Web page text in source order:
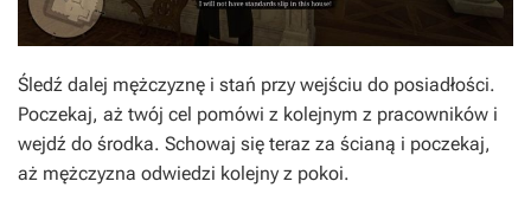
Śledź dalej mężczyznę i stań przy wejściu do posiadłości.
Poczekaj, aż twój cel pomówi z kolejnym z pracowników i
wejdź do środka. Schowaj się teraz za ścianą i poczekaj,
aż mężczyzna odwiedzi kolejny z pokoi.